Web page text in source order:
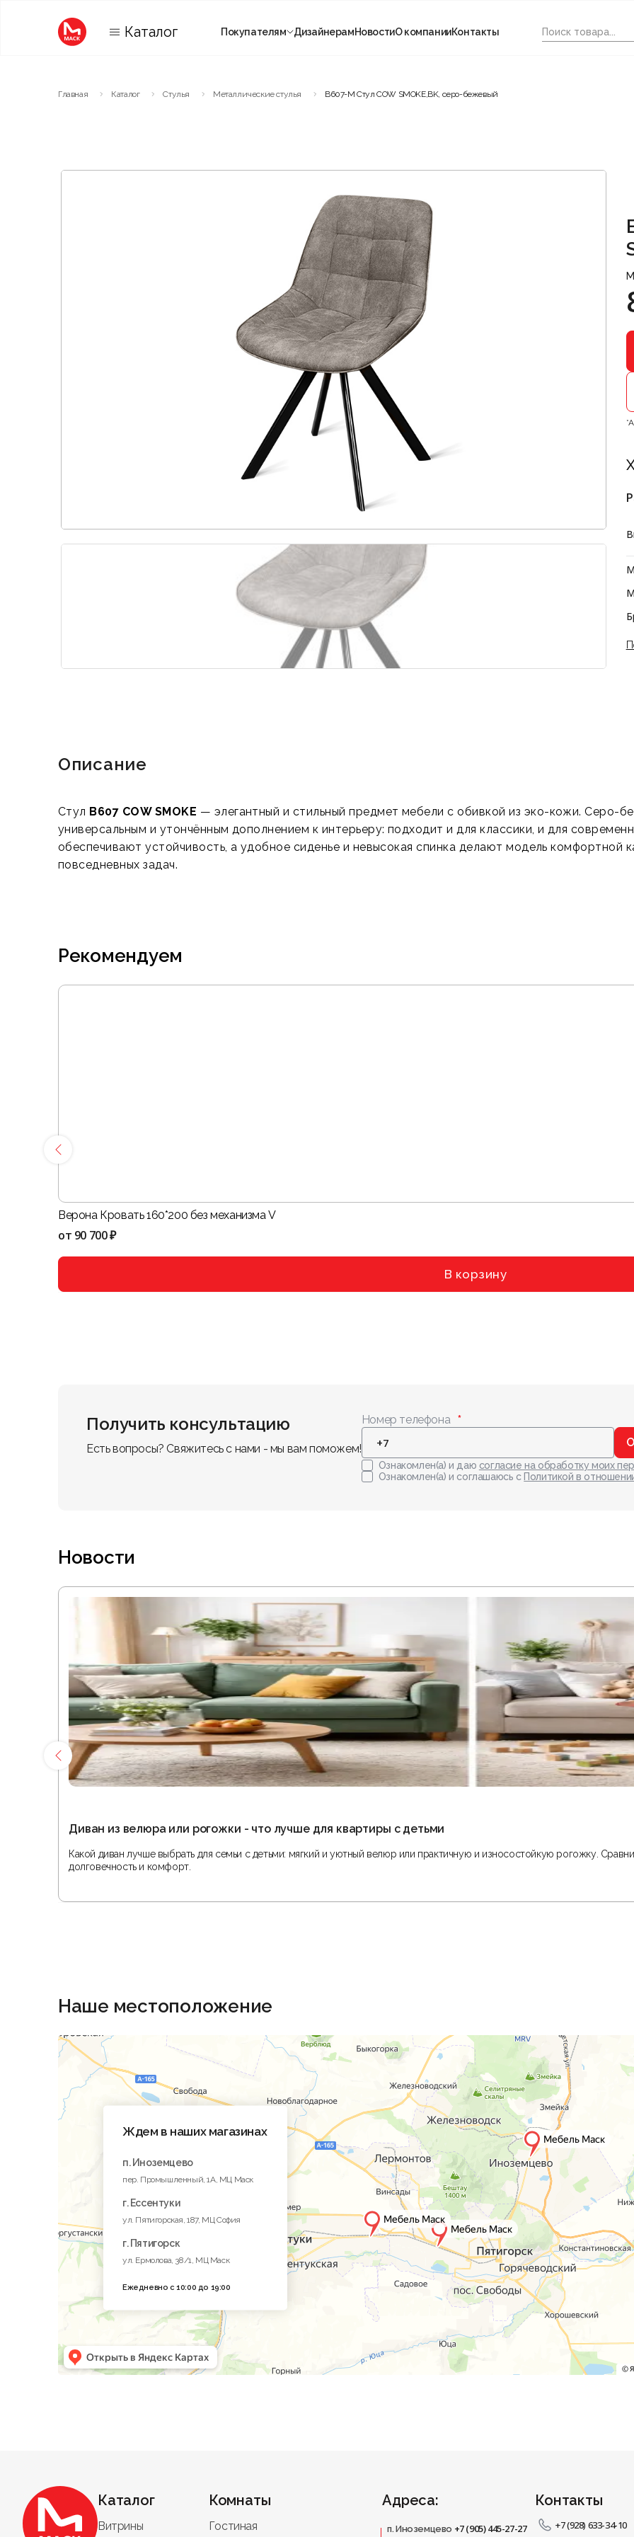
Каталог Покупателям ДизайнерамНовостиО компанииКонтакты
Главная Каталог Стулья Металлические стулья B607-M Стул COW SMOKE,BK, серо-бежевый
Описание
Стул B607 COW SMOKE — элегантный и стильный предмет мебели с обивкой из эко-кожи. Серо-
универсальным и утончённым дополнением к интерьеру: подходит и для классики, и для
обеспечивают устойчивость, а удобное сиденье и невысокая спинка делают модель комфортной
повседневных задач.
Рекомендуем
Верона Кровать 160*200 без механизма V
от 90 700 ₽
В корзину
Получить консультацию
Есть вопросы? Свяжитесь с нами - мы вам поможем!
Номер телефона
Ознакомлен(а) и даю согласие на обработку моих
Ознакомлен(а) и соглашаюсь с Политикой в
Новости
Диван из велюра или рогожки - что лучше для квартиры с детьми
Какой диван лучше выбрать для семьи с детьми: мягкий и уютный велюр или практичную и износостойкую рогожку.
долговечность и комфорт.
Наше местоположение
Ждем в наших магазинах
п. Иноземцево
пер. Промышленный, 1A, МЦ Маск
г. Ессентуки
ул. Пятигорская, 187, МЦ София
г. Пятигорск
ул. Ермолова, 38/1, МЦ Маск
Ежедневно с 10:00 до 19:00
Каталог
Витрины
Комнаты
Гостиная
Адреса:
п. Иноземцево +7 (905) 445-27-27
Контакты
+7 (928) 633-34-10